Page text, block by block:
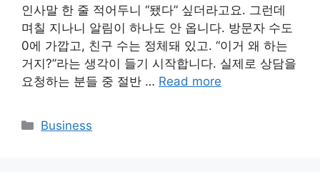
인사말 한 줄 적어두니 “됐다” 싶더라고요. 그런데
며칠 지나니 알림이 하나도 안 옵니다. 방문자 수도
0에 가깝고, 친구 수는 정체돼 있고. “이거 왜 하는
거지?”라는 생각이 들기 시작합니다. 실제로 상담을
요청하는 분들 중 절반 … Read more
Categories
Business